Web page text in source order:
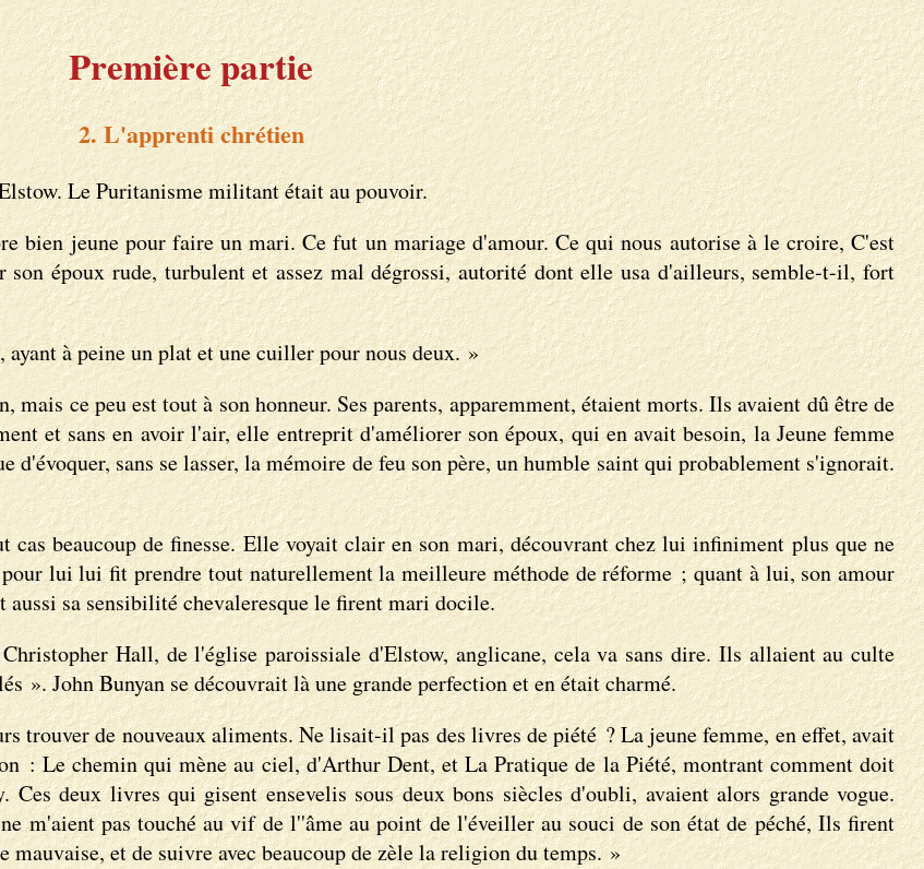
Première partie
2. L'apprenti chrétien
Le Puritanisme militant était au pouvoir.
bien jeune pour faire un mari. Ce fut un mariage d'amour. Ce qui nous autorise à le croire, C'est
époux rude, turbulent et assez mal dégrossi, autorité dont elle usa d'ailleurs, semble-t-il, fort
à peine un plat et une cuiller pour nous deux. »
mais ce peu est tout à son honneur. Ses parents, apparemment, étaient morts. Ils avaient dû être de
et sans en avoir l'air, elle entreprit d'améliorer son époux, qui en avait besoin, la Jeune femme
d'évoquer, sans se lasser, la mémoire de feu son père, un humble saint qui probablement s'ignorait.
beaucoup de finesse. Elle voyait clair en son mari, découvrant chez lui infiniment plus que ne
lui lui fit prendre tout naturellement la meilleure méthode de réforme ; quant à lui, son amour
sa sensibilité chevaleresque le firent mari docile.
Hall, de l'église paroissiale d'Elstow, anglicane, cela va sans dire. Ils allaient au culte
». John Bunyan se découvrait là une grande perfection et en était charmé.
trouver de nouveaux aliments. Ne lisait-il pas des livres de piété ? La jeune femme, en effet, avait
: Le chemin qui mène au ciel, d'Arthur Dent, et La Pratique de la Piété, montrant comment doit
deux livres qui gisent ensevelis sous deux bons siècles d'oubli, avaient alors grande vogue.
m'aient pas touché au vif de l''âme au point de l'éveiller au souci de son état de péché, Ils firent
et de suivre avec beaucoup de zèle la religion du temps. »